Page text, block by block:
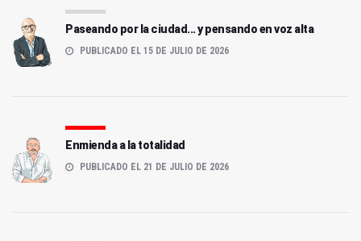
Paseando por la ciudad... y pensando en voz alta
PUBLICADO EL 15 DE JULIO DE 2026
Enmienda a la totalidad
PUBLICADO EL 21 DE JULIO DE 2026